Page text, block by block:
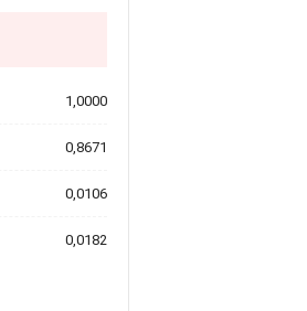
1,0000
0,8671
0,0106
0,0182